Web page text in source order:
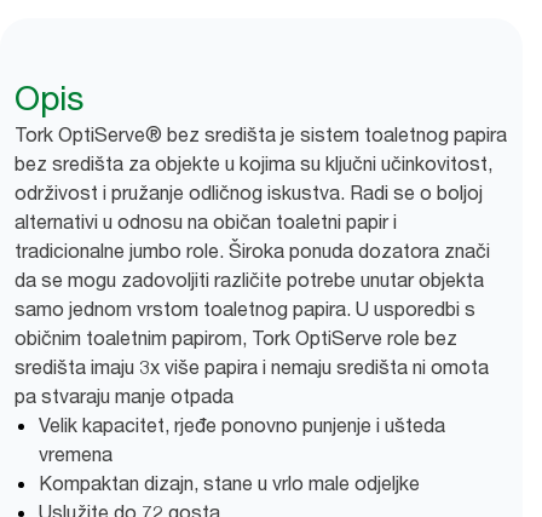
Opis
Tork OptiServe® bez središta je sistem toaletnog papira
bez središta za objekte u kojima su ključni učinkovitost,
održivost i pružanje odličnog iskustva. Radi se o boljoj
alternativi u odnosu na običan toaletni papir i
tradicionalne jumbo role. Široka ponuda dozatora znači
da se mogu zadovoljiti različite potrebe unutar objekta
samo jednom vrstom toaletnog papira. U usporedbi s
običnim toaletnim papirom, Tork OptiServe role bez
središta imaju 3x više papira i nemaju središta ni omota
pa stvaraju manje otpada
Velik kapacitet, rjeđe ponovno punjenje i ušteda
vremena
Kompaktan dizajn, stane u vrlo male odjeljke
Uslužite do 72 gosta